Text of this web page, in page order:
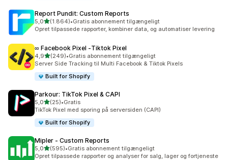
Report Pundit: Custom Reports
5,0ud af 5 stjerner
(1.864)
1864 anmeldelser i alt
•Gratis abonnement tilgængeligt
Opret tilpassede rapporter, kombiner data, og automatiser levering
∞ Facebook Pixel ‑Tiktok Pixel
4,9ud af 5 stjerner
(249)
249 anmeldelser i alt
•Gratis abonnement tilgængeligt
Server Side Tracking til Multi Facebook & Tiktok Pixels
Built for Shopify
Parkour: TikTok Pixel & CAPI
5,0ud af 5 stjerner
(25)
25 anmeldelser i alt
•Gratis
TikTok Pixel med sporing på serversiden (CAPI)
Built for Shopify
Mipler ‑ Custom Reports
5,0ud af 5 stjerner
(595)
595 anmeldelser i alt
•Gratis abonnement tilgængeligt
Opret tilpassede rapporter og analyser for salg, lager og fortjeneste